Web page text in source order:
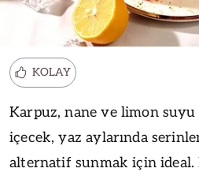
KOLAY
Karpuz, nane ve limon suyu
içecek, yaz aylarında
alternatif sunmak için ideal.